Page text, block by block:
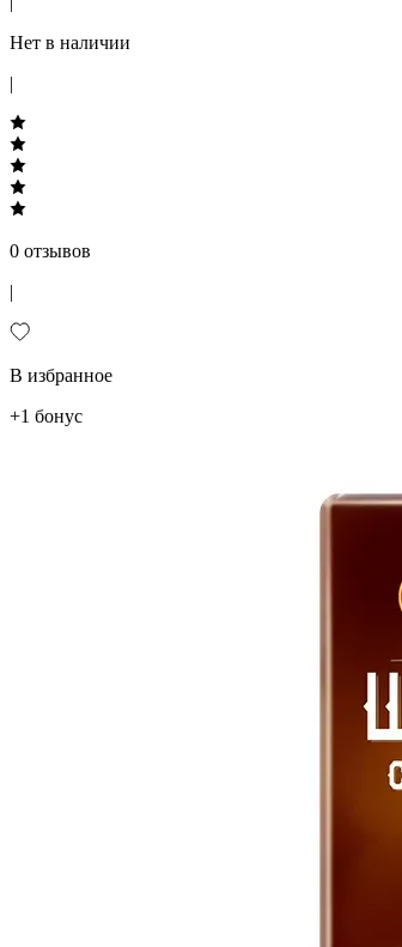
Нет в наличии
|
0 отзывов
|
В избранное
+1 бонус